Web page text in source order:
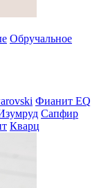
Обручальное
Фианит EQ
Сапфир
Кварц